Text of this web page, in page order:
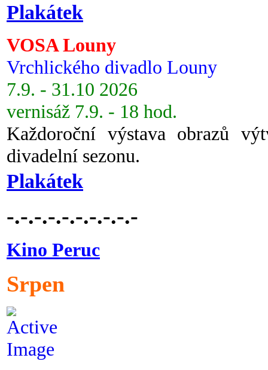
Plakátek
VOSA Louny
Vrchlického divadlo Louny
7.9. - 31.10 2026
vernisáž 7.9. - 18 hod.
Každoroční výstava obrazů
divadelní sezonu.
Plakátek
-.-.-.-.-.-.-.-.-.-
Kino Peruc
Srpen